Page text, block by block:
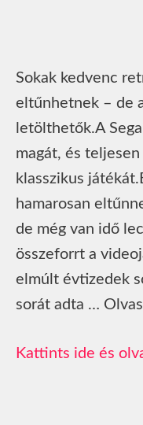
Sokak kedvenc
eltűnhetnek – de
letölthetők.A
magát, és
klasszikus
hamarosan
de még van idő
összeforrt a
elmúlt évtizedek
sorát adta …